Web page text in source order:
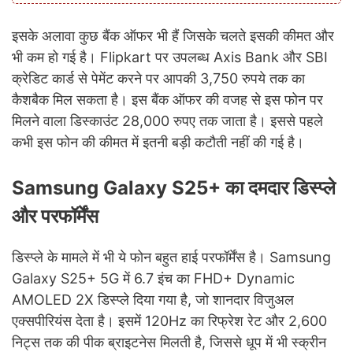
इसके अलावा कुछ बैंक ऑफर भी हैं जिसके चलते इसकी कीमत और
भी कम हो गई है। Flipkart पर उपलब्ध Axis Bank और SBI
क्रेडिट कार्ड से पेमेंट करने पर आपकी 3,750 रुपये तक का
कैशबैक मिल सकता है। इस बैंक ऑफर की वजह से इस फोन पर
मिलने वाला डिस्काउंट 28,000 रुपए तक जाता है। इससे पहले
कभी इस फोन की कीमत में इतनी बड़ी कटौती नहीं की गई है।
Samsung Galaxy S25+ का दमदार डिस्प्ले
और परफॉर्मेंस
डिस्प्ले के मामले में भी ये फोन बहुत हाई परफॉर्मेंस है। Samsung
Galaxy S25+ 5G में 6.7 इंच का FHD+ Dynamic
AMOLED 2X डिस्प्ले दिया गया है, जो शानदार विजुअल
एक्सपीरियंस देता है। इसमें 120Hz का रिफ्रेश रेट और 2,600
निट्स तक की पीक ब्राइटनेस मिलती है, जिससे धूप में भी स्क्रीन